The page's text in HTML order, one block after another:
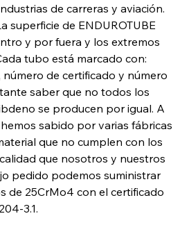
de carreras y aviación.
superficie de ENDUROTUBE
y por fuera y los extremos
tubo está marcado con:
número de certificado y número
saber que no todos los
se producen por igual. A
sabido por varias fábricas
que no cumplen con los
que nosotros y nuestros
pedido podemos suministrar
de 25CrMo4 con el certificado
3.1.